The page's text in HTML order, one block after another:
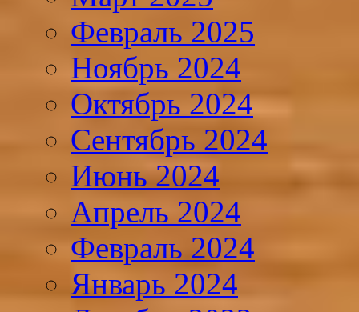
Февраль 2025
Ноябрь 2024
Октябрь 2024
Сентябрь 2024
Июнь 2024
Апрель 2024
Февраль 2024
Январь 2024